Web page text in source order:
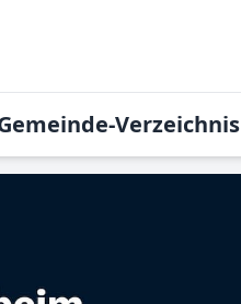
Verzeichnis